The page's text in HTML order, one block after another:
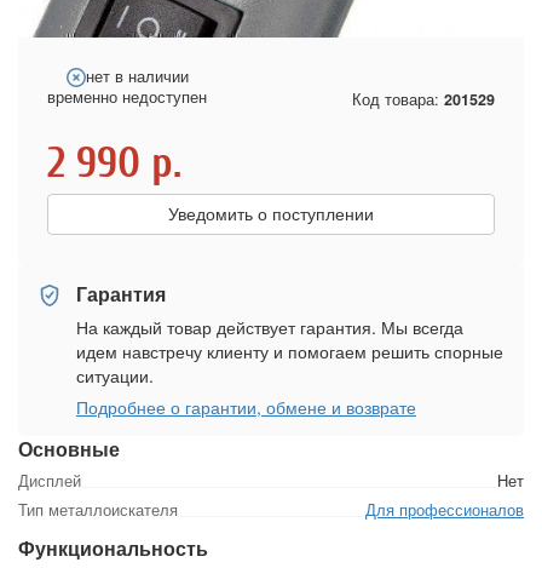
Основные
Дисплей
Нет
Тип металлоискателя
Для профессионалов
Функциональность
нет в наличии
временно недоступен
Код товара: 201529
2 990 р.
Уведомить о поступлении
Гарантия
На каждый товар действует гарантия. Мы всегда
идем навстречу клиенту и помогаем решить спорные
ситуации.
Подробнее о гарантии, обмене и возврате